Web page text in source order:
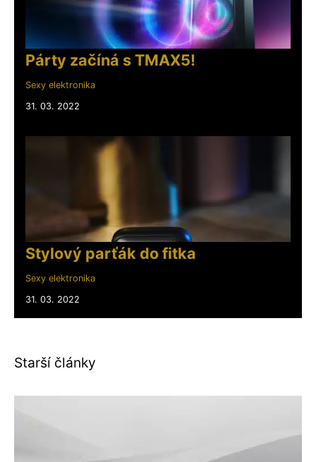
Párty začíná s TMAX5!
Sexy elektronika
31. 03. 2022
Stylový parťák do fitka
Sexy elektronika
31. 03. 2022
Starší články